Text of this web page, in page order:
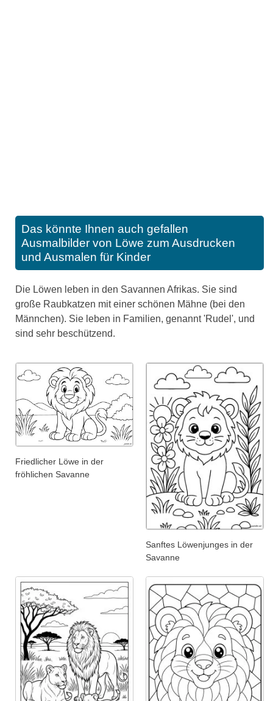
Das könnte Ihnen auch gefallen
Ausmalbilder von Löwe zum Ausdrucken
und Ausmalen für Kinder
Die Löwen leben in den Savannen Afrikas. Sie sind
große Raubkatzen mit einer schönen Mähne (bei den
Männchen). Sie leben in Familien, genannt 'Rudel', und
sind sehr beschützend.
Friedlicher Löwe in der
fröhlichen Savanne
Sanftes Löwenjunges in der
Savanne